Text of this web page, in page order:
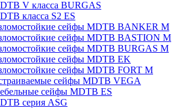
V класса BURGAS
класса S2 ES
сейфы MDTB BANKER M
сейфы MDTB BASTION M
сейфы MDTB BURGAS M
сейфы MDTB EK
сейфы MDTB FORT M
сейфы MDTB VEGA
сейфы MDTB ES
серия ASG